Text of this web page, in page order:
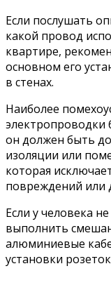
Если послушать
какой провод
квартире,
основном его
в стенах.
Наиболее
электропроводки
он должен быть
изоляции или
которая
повреждений или
Если у человека
выполнить
алюминиевые
установки